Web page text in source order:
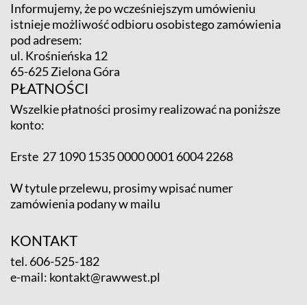
Informujemy, że po wcześniejszym umówieniu
istnieje możliwość odbioru osobistego zamówienia
pod adresem:
ul. Krośnieńska 12
65-625 Zielona Góra
PŁATNOŚCI
Wszelkie płatności prosimy realizować na poniższe
konto:
Erste 27 1090 1535 0000 0001 6004 2268
W tytule przelewu, prosimy wpisać numer
zamówienia podany w mailu
KONTAKT
tel. 606-525-182
e-mail: kontakt@rawwest.pl